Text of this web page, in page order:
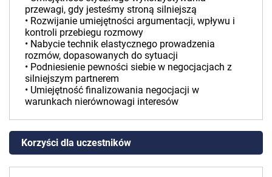
przewagi, gdy jesteśmy stroną silniejszą
• Rozwijanie umiejętności argumentacji, wpływu i
kontroli przebiegu rozmowy
• Nabycie technik elastycznego prowadzenia
rozmów, dopasowanych do sytuacji
• Podniesienie pewności siebie w negocjacjach z
silniejszym partnerem
• Umiejętność finalizowania negocjacji w
warunkach nierównowagi interesów
Korzyści dla uczestników